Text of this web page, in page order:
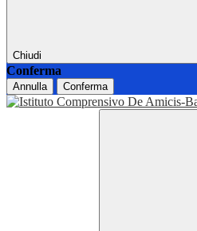
Chiudi
Conferma
Annulla Conferma